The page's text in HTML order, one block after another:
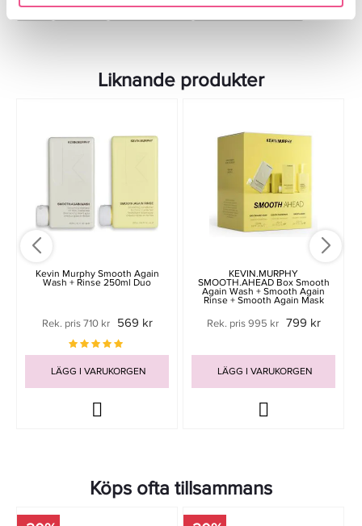
Hår Balsam Torrt & Frissigt Skadat & Behandlat
Liknande produkter
Kevin Murphy Smooth Again
Wash + Rinse 250ml Duo
Rek. pris 710 kr 569 kr
LÄGG I VARUKORGEN
KEVIN.MURPHY
SMOOTH.AHEAD Box Smooth
Again Wash + Smooth Again
Rinse + Smooth Again Mask
Rek. pris 995 kr 799 kr
LÄGG I VARUKORGEN
Köps ofta tillsammans